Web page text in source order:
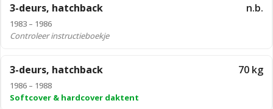
3-deurs, hatchback
1983 – 1986
n.b.
Controleer instructieboekje
3-deurs, hatchback
1986 – 1988
70 kg
Softcover & hardcover daktent